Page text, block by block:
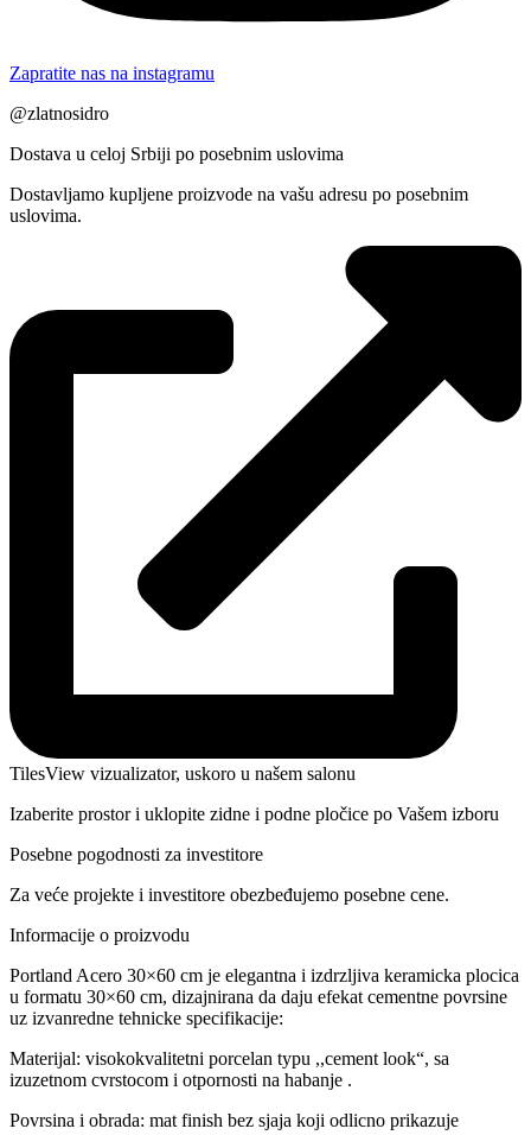
Zapratite nas na instagramu
@zlatnosidro
Dostava u celoj Srbiji po posebnim uslovima
Dostavljamo kupljene proizvode na vašu adresu po posebnim
uslovima.
TilesView vizualizator, uskoro u našem salonu
Izaberite prostor i uklopite zidne i podne pločice po Vašem izboru
Posebne pogodnosti za investitore
Za veće projekte i investitore obezbeđujemo posebne cene.
Informacije o proizvodu
Portland Acero 30×60 cm je elegantna i izdrzljiva keramicka plocica
u formatu 30×60 cm, dizajnirana da daju efekat cementne povrsine
uz izvanredne tehnicke specifikacije:
Materijal: visokokvalitetni porcelan typu ,,cement look“, sa
izuzetnom cvrstocom i otpornosti na habanje .
Povrsina i obrada: mat finish bez sjaja koji odlicno prikazuje